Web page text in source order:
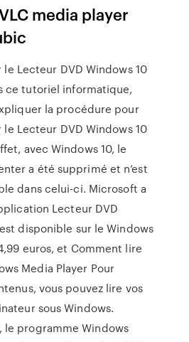
media player
Lecteur DVD Windows 10
ce tutoriel informatique,
la procédure pour
Lecteur DVD Windows 10
avec Windows 10, le
a été supprimé et n’est
dans celui-ci. Microsoft a
Lecteur DVD
disponible sur le Windows
euros, et Comment lire
Media Player Pour
vous pouvez lire vos
sous Windows.
le programme Windows